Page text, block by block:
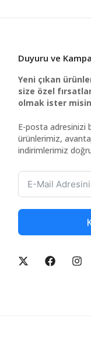
Duyuru ve
Yeni çıkan
size özel
olmak ister
E-posta adresinizi
ürünlerimiz,
indirimlerimiz